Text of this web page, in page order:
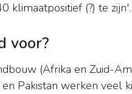
klimaatpositief (?) te zijn'.
voor?
(Afrika en Zuid-
Pakistan werken veel